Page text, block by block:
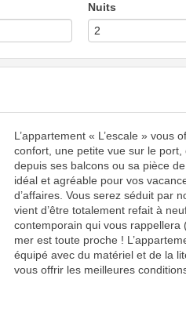
Nuits
L’appartement « L’escale » vous
confort, une petite vue sur le
depuis ses balcons ou sa pièce
idéal et agréable pour vos
d’affaires. Vous serez séduit par
vient d’être totalement refait à
contemporain qui vous rappellera
mer est toute proche !
équipé avec du matériel et de la
vous offrir les meilleures